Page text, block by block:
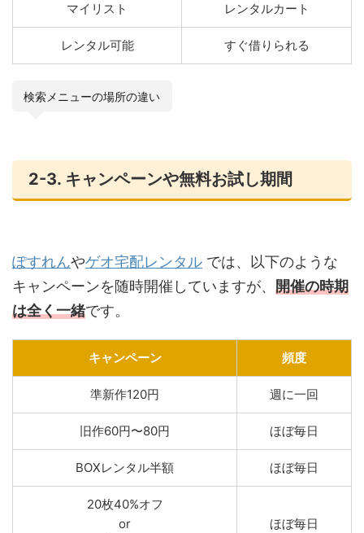
マイリスト レンタルカート
レンタル可能 すぐ借りられる
検索メニューの場所の違い
2-3. キャンペーンや無料お試し期間
ぽすれんやゲオ宅配レンタル では、以下のような
キャンペーンを随時開催していますが、 開催の時期
は全く一緒です。
キャンペーン 頻度
準新作120円 週に一回
旧作60円〜80円 ほぼ毎日
BOXレンタル半額 ほぼ毎日
20枚40%オフ
or
ほぼ毎日